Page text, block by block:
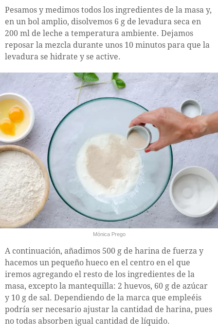
Pesamos y medimos todos los ingredientes de la masa y,
en un bol amplio, disolvemos 6 g de levadura seca en
200 ml de leche a temperatura ambiente. Dejamos
reposar la mezcla durante unos 10 minutos para que la
levadura se hidrate y se active.
Mónica Prego
A continuación, añadimos 500 g de harina de fuerza y
hacemos un pequeño hueco en el centro en el que
iremos agregando el resto de los ingredientes de la
masa, excepto la mantequilla: 2 huevos, 60 g de azúcar
y 10 g de sal. Dependiendo de la marca que empleéis
podría ser necesario ajustar la cantidad de harina, pues
no todas absorben igual cantidad de líquido.